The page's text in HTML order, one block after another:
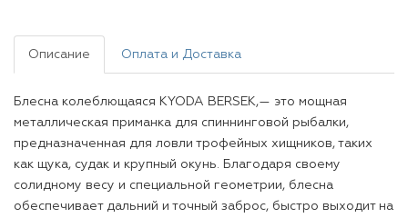
Описание Оплата и Доставка
Блесна колеблющаяся KYODA BERSEK,— это мощная
металлическая приманка для спиннинговой рыбалки,
предназначенная для ловли трофейных хищников, таких
как щука, судак и крупный окунь. Благодаря своему
солидному весу и специальной геометрии, блесна
обеспечивает дальний и точный заброс, быстро выходит на